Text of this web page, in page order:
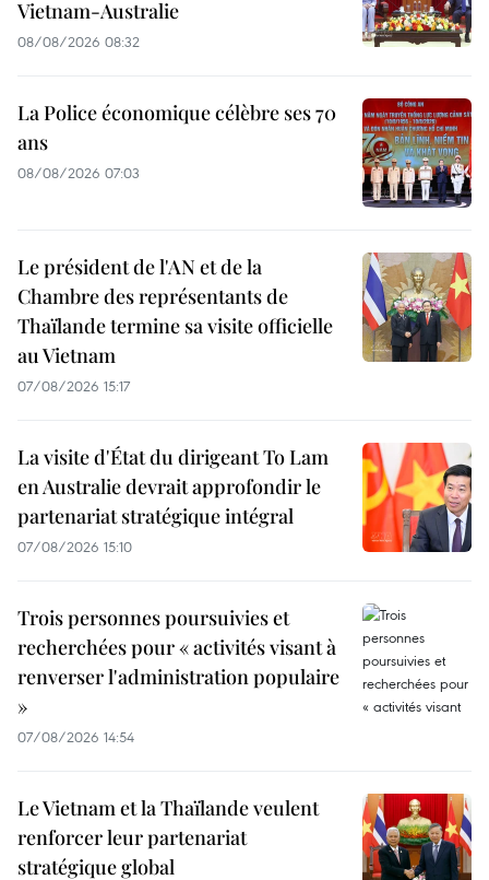
Vietnam-Australie
08/08/2026 08:32
La Police économique célèbre ses 70
ans
08/08/2026 07:03
Le président de l'AN et de la
Chambre des représentants de
Thaïlande termine sa visite officielle
au Vietnam
07/08/2026 15:17
La visite d'État du dirigeant To Lam
en Australie devrait approfondir le
partenariat stratégique intégral
07/08/2026 15:10
Trois personnes poursuivies et
recherchées pour « activités visant à
renverser l'administration populaire
»
07/08/2026 14:54
Le Vietnam et la Thaïlande veulent
renforcer leur partenariat
stratégique global